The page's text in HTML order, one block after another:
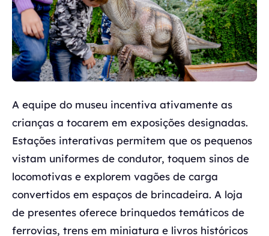
A equipe do museu incentiva ativamente as
crianças a tocarem em exposições designadas.
Estações interativas permitem que os pequenos
vistam uniformes de condutor, toquem sinos de
locomotivas e explorem vagões de carga
convertidos em espaços de brincadeira. A loja
de presentes oferece brinquedos temáticos de
ferrovias, trens em miniatura e livros históricos